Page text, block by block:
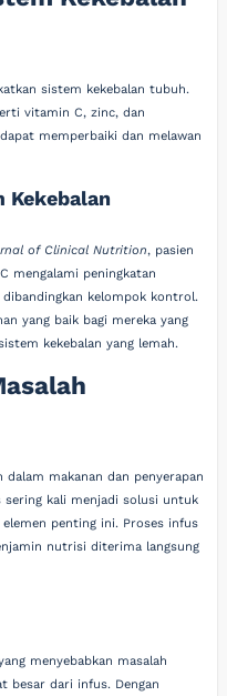
sistem kekebalan tubuh.
vitamin C, zinc, dan
memperbaiki dan melawan
Kekebalan
of Clinical Nutrition, pasien
mengalami peningkatan
kelompok kontrol.
yang baik bagi mereka yang
kekebalan yang lemah.
makanan dan penyerapan
kali menjadi solusi untuk
penting ini. Proses infus
nutrisi diterima langsung
menyebabkan masalah
besar dari infus. Dengan